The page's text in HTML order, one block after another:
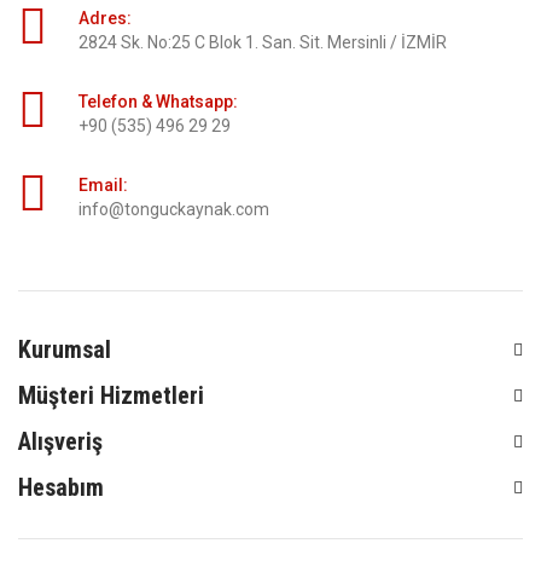
Adres:
2824 Sk. No:25 C Blok 1. San. Sit. Mersinli / İZMİR
Telefon & Whatsapp:
+90 (535) 496 29 29
Email:
info@tonguckaynak.com
Kurumsal
Müşteri Hizmetleri
Alışveriş
Hesabım